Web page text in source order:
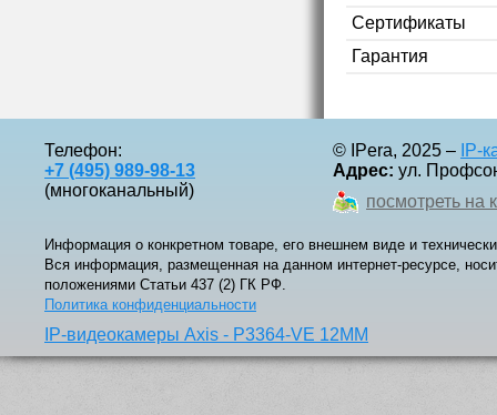
Сертификаты
Гарантия
Телефон:
+7 (495) 989-98-13
(многоканальный)
© IPera, 2025 – IP-
Адрес: ул.
посмотреть на
Информация о конкретном товаре, его внешнем виде и
Вся информация, размещенная на данном интернет-ресурсе,
положениями Статьи 437 (2) ГК РФ.
Политика конфиденциальности
IP-видеокамеры Axis - P3364-VE 12MM